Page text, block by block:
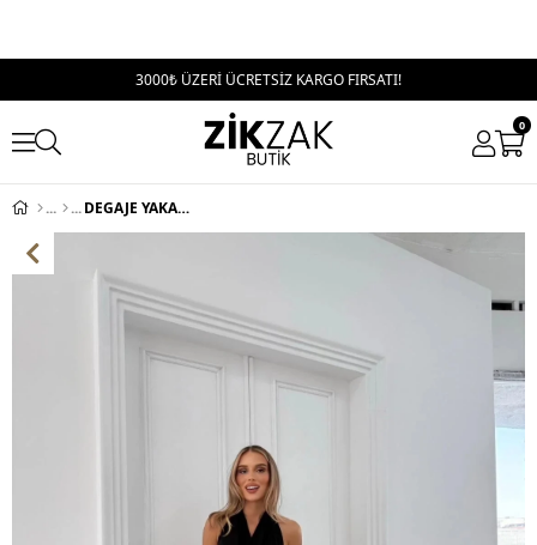
3000₺ ÜZERİ ÜCRETSİZ KARGO FIRSATI!
0
DEGAJE YAKA BOYUNDAN BAGLAMALI SANDY İKİLİ TAKIM SİYAH